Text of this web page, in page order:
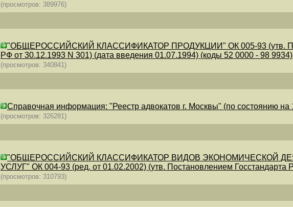
(просмотров: 389976)
"ОБЩЕРОССИЙСКИЙ КЛАССИФИКАТОР ПРОДУКЦИИ" ОК 005-93 (утв.
РФ от 30.12.1993 N 301) (дата введения 01.07.1994) (коды 52 0000 - 98
(просмотров: 340841)
Справочная информация: "Реестр адвокатов г. Москвы" (по состоянию на
(просмотров: 326281)
"ОБЩЕРОССИЙСКИЙ КЛАССИФИКАТОР ВИДОВ ЭКОНОМИЧЕСКОЙ
УСЛУГ" ОК 004-93 (ред. от 01.02.2002) (утв. Постановлением Госстандарта
(просмотров: 310793)